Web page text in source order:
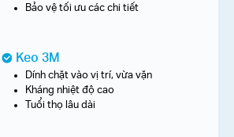
Bảo vệ tối ưu các chi tiết
Keo 3M
Dính chặt vào vị trí, vừa vặn
Kháng nhiệt độ cao
Tuổi thọ lâu dài